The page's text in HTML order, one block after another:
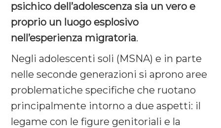
psichico dell’adolescenza sia un vero e
proprio un luogo esplosivo
nell’esperienza migratoria.
Negli adolescenti soli (MSNA) e in parte
nelle seconde generazioni si aprono aree
problematiche specifiche che ruotano
principalmente intorno a due aspetti: il
legame con le figure genitoriali e la